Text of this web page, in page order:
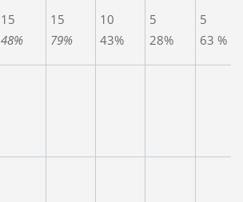
15
48%
15
79%
10
43%
5
28%
5
63 %